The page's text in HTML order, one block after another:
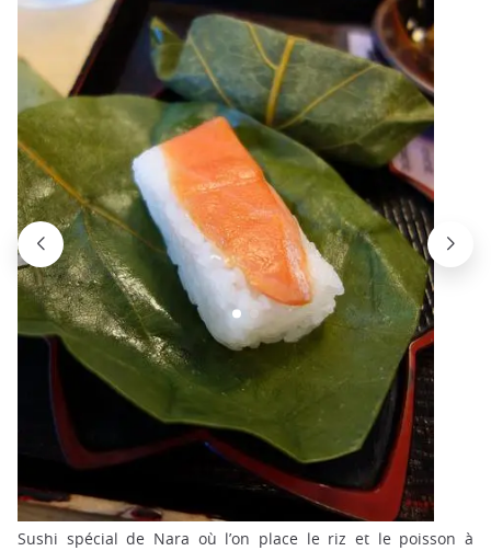
Sushi spécial de Nara où l’on place le riz et le poisson à